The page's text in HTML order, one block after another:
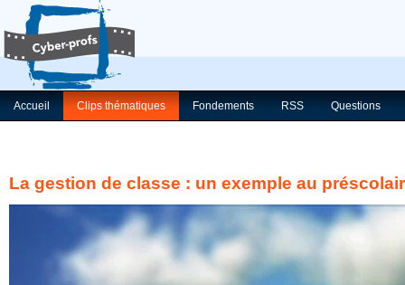
Accueil Clips thématiques Fondements RSS Questions
La gestion de classe : un exemple au